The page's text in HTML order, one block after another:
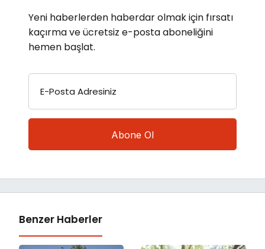
Yeni haberlerden haberdar olmak için fırsatı
kaçırma ve ücretsiz e-posta aboneliğini
hemen başlat.
E-Posta Adresiniz
Benzer Haberler